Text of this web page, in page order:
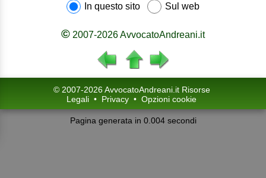
In questo sito Sul web
© 2007-2026 AvvocatoAndreani.it
© 2007-2026 AvvocatoAndreani.it Risorse
Legali • Privacy • Opzioni cookie
Pagina generata in 0.004 secondi